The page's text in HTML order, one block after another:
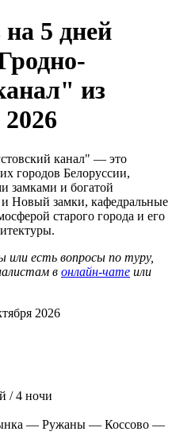
5 дней
из
канал" — это
городов Белоруссии,
замками и богатой
Новый замки, кафедральные
старого города и его
или есть вопросы по туру,
в онлайн-чате или
2026
/ 4 ночи
— Ружаны — Коссово —